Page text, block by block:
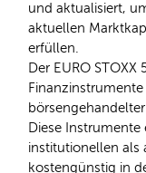
und aktualisiert,
aktuellen
erfüllen.
Der EURO
Diese
institutionellen als
kostengünstig in